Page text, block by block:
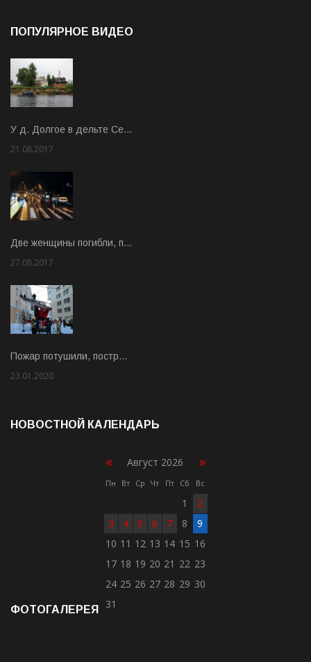
ПОПУЛЯРНОЕ ВИДЕО
У д. Долгое в дельте Се…
21.08.2017
Две женщины погибли, п…
27.08.2017
Пожар потушили, постр…
23.01.2020
НОВОСТНОЙ КАЛЕНДАРЬ
« Август 2026 »
Пн Вт Ср Чт Пт Сб Вс
1
2
3
4 5 6 7 8
9
10 11 12 13 14 15 16
17 18 19 20 21 22 23
24 25 26 27 28 29 30
31
ФОТОГАЛЕРЕЯ